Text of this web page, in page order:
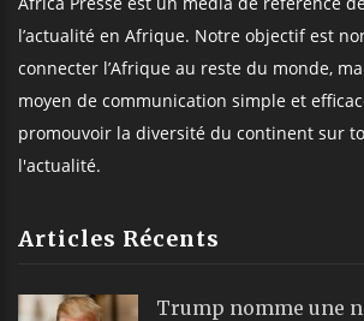
l’actualité en Afrique. Notre objectif est
connecter l’Afrique au reste du monde,
moyen de communication simple et
promouvoir la diversité du continent sur
l'actualité.
Articles Récents
Trump nomme une